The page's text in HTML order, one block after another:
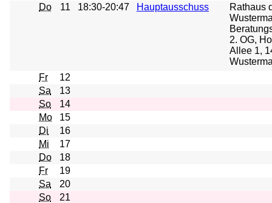
Do
11 18:30-20:47 Hauptausschuss
Rathaus
2. OG,
Allee 1,
Fr
12
Sa
13
So
14
Mo
15
Di
16
Mi
17
Do
18
Fr
19
Sa
20
So
21